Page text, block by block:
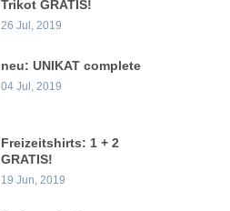
Trikot GRATIS!
26 Jul, 2019
neu: UNIKAT complete
04 Jul, 2019
Freizeitshirts: 1 + 2
GRATIS!
19 Jun, 2019